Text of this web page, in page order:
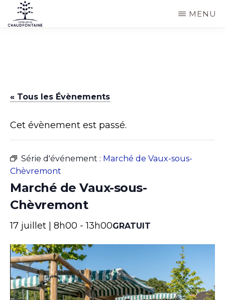
Passer
au
commune
MENU
« Tous les Évènements
Cet évènement est passé.
Série d'événement : Marché de Vaux-sous-
Chèvremont
Marché de Vaux-sous-
Chèvremont
17 juillet | 8h00 -13h00GRATUIT